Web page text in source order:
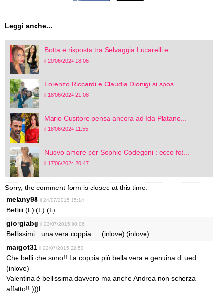
Leggi anche...
Botta e risposta tra Selvaggia Lucarelli e...
il 20/06/2024 18:06
Lorenzo Riccardi e Claudia Dionigi si spos...
il 18/06/2024 21:08
Mario Cusitore pensa ancora ad Ida Platano...
il 18/06/2024 11:55
Nuovo amore per Sophie Codegoni : ecco fot...
il 17/06/2024 20:47
Sorry, the comment form is closed at this time.
melany98 il 24/07/2015 15:14
Belliiii (L) (L) (L)
giorgiabg il 23/07/2015 00:06
Bellissimi…una vera coppia…. (inlove) (inlove)
margot31 il 22/07/2015 22:50
Che belli che sono!! La coppia più bella vera e genuina di ued…
(inlove)
Valentina è bellissima davvero ma anche Andrea non scherza
affatto!! )))l